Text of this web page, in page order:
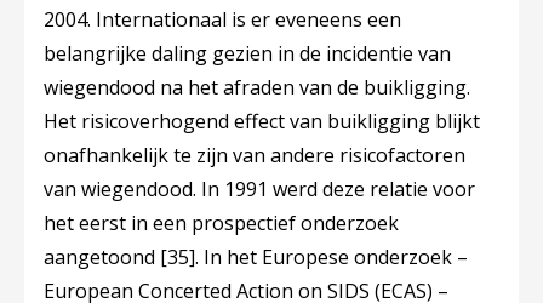
2004. Internationaal is er eveneens een
belangrijke daling gezien in de incidentie van
wiegendood na het afraden van de buikligging.
Het risicoverhogend effect van buikligging blijkt
onafhankelijk te zijn van andere risicofactoren
van wiegendood. In 1991 werd deze relatie voor
het eerst in een prospectief onderzoek
aangetoond [35]. In het Europese onderzoek –
European Concerted Action on SIDS (ECAS) –